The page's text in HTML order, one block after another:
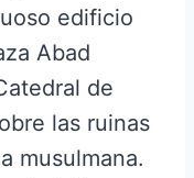
edificio
Abad
de
las ruinas
musulmana.